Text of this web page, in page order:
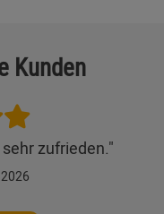
Kunden
zufrieden."